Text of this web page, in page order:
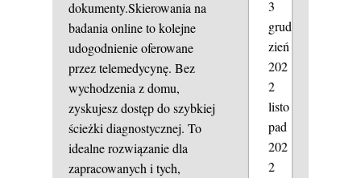
dokumenty.Skierowania na
badania online to kolejne
udogodnienie oferowane
przez telemedycynę. Bez
wychodzenia z domu,
zyskujesz dostęp do szybkiej
ścieżki diagnostycznej. To
idealne rozwiązanie dla
zapracowanych i tych,
3
grud
zień
202
2
listo
pad
202
2